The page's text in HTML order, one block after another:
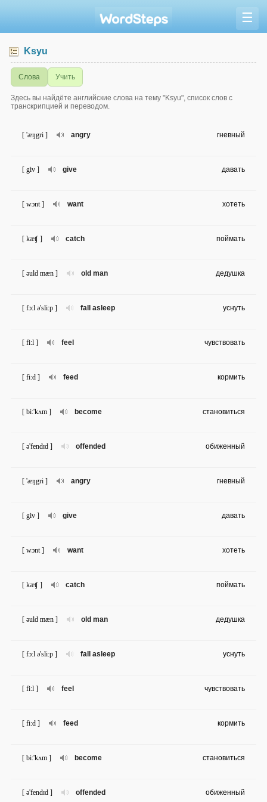
☰
Ksyu
Слова Учить
Здесь вы найдёте английские слова на тему "Ksyu", список слов с
транскрипцией и переводом.
angry
[ 'æŋgri ] гневный
give
[ giv ] давать
want
[ wɔnt ] хотеть
catch
[ kæʧ ] поймать
old man
[ əuld mæn ] дедушка
fall asleep
[ fɔ:l ə'sli:p ] уснуть
feel
[ fi:l ] чувствовать
feed
[ fi:d ] кормить
become
[ bi:'kʌm ] становиться
offended
[ ə'fendɪd ] обиженный
angry
[ 'æŋgri ] гневный
give
[ giv ] давать
want
[ wɔnt ] хотеть
catch
[ kæʧ ] поймать
old man
[ əuld mæn ] дедушка
fall asleep
[ fɔ:l ə'sli:p ] уснуть
feel
[ fi:l ] чувствовать
feed
[ fi:d ] кормить
become
[ bi:'kʌm ] становиться
offended
[ ə'fendɪd ] обиженный